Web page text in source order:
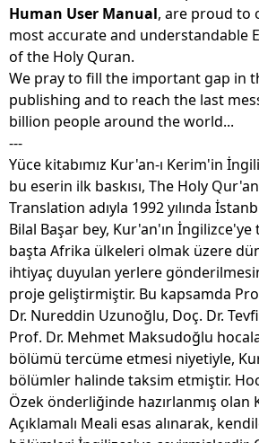
Human User Manual, are proud to
most accurate and understandable
of the Holy Quran.
We pray to fill the important gap in
publishing and to reach the last
billion people around the world...
---
Yüce kitabımız Kur'an-ı Kerim'in
bu eserin ilk baskısı, The Holy
Translation adıyla 1992 yılında
Bilal Başar bey, Kur'an'ın
başta Afrika ülkeleri olmak üzere
ihtiyaç duyulan yerlere
proje geliştirmiştir. Bu kapsamda
Dr. Nureddin Uzunoğlu, Doç. Dr.
Prof. Dr. Mehmet Maksudoğlu
bölümü tercüme etmesi niyetiyle,
bölümler halinde taksim etmiştir.
Özek önderliğinde hazırlanmış olan
Açıklamalı Meali esas alınarak,